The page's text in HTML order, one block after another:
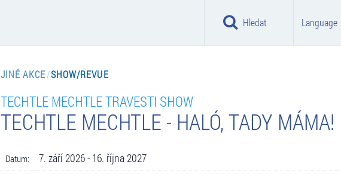
Hledat Language
JINÉ AKCE/SHOW/REVUE
TECHTLE MECHTLE TRAVESTI SHOW
TECHTLE MECHTLE - HALÓ, TADY MÁMA!
Datum: 7. září 2026 - 16. října 2027